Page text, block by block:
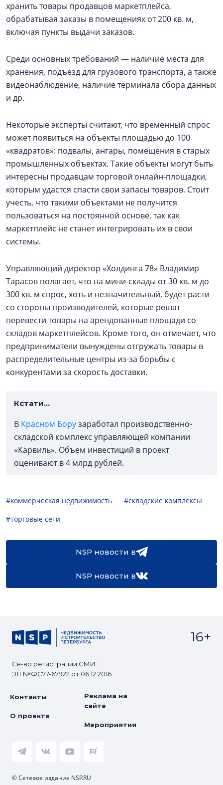
хранить товары продавцов маркетплейса,
обрабатывая заказы в помещениях от 200 кв. м,
включая пункты выдачи заказов.
Среди основных требований — наличие места для
хранения, подъезд для грузового транспорта, а также
видеонаблюдение, наличие терминала сбора данных
и др.
Некоторые эксперты считают, что временный спрос
может появиться на объекты площадью до 100
«квадратов»: подвалы, ангары, помещения в старых
промышленных объектах. Такие объекты могут быть
интересны продавцам торговой онлайн-площадки,
которым удастся спасти свои запасы товаров. Стоит
учесть, что такими объектами не получится
пользоваться на постоянной основе, так как
маркетплейс не станет интегрировать их в свои
системы.
Управляющий директор «Холдинга 78» Владимир
Тарасов полагает, что на мини-склады от 30 кв. м до
300 кв. м спрос, хоть и незначительный, будет расти
со стороны производителей, которые решат
перевести товары на арендованные площади со
складов маркетплейсов. Кроме того, он отмечает, что
предприниматели вынуждены отгружать товары в
распределительные центры из-за борьбы с
конкурентами за скорость доставки.
Кстати…
В Красном Борузаработал производственно-
складской комплекс управляющей компании
«Карвиль». Объем инвестиций в проект
оценивают в 4 млрд рублей.
#коммерческая недвижимость
#складские комплексы
#торговые сети
NSP новости в
NSP новости в
Св-во регистрации СМИ:
ЭЛ №ФС77-67922 от 06.12.2016
16+
Контакты
О проекте
Реклама на
сайте
Мероприятия
© Сетевое издание NSP.RU